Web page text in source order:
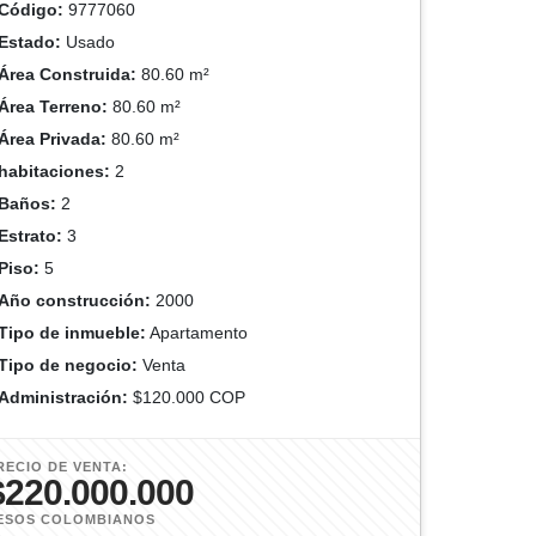
9777060
Usado
Construida: 80.60 m²
Terreno: 80.60 m²
Privada: 80.60 m²
2
2
3
5
construcción: 2000
de inmueble: Apartamento
de negocio: Venta
$120.000 COP
DE VENTA:
COLOMBIANOS